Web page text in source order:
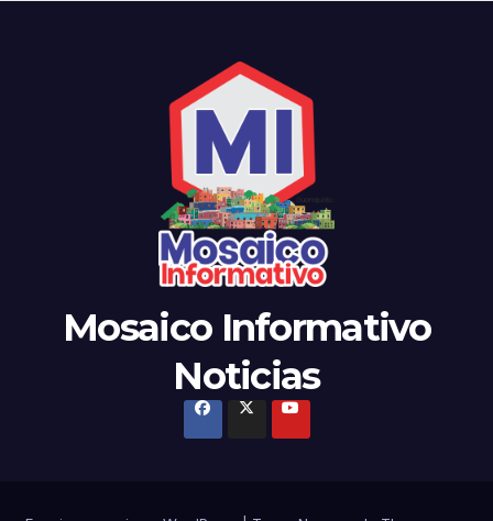
Mosaico Informativo
Noticias